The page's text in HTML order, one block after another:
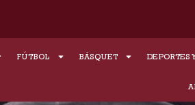
FÚTBOL BÁSQUET DEPORTES